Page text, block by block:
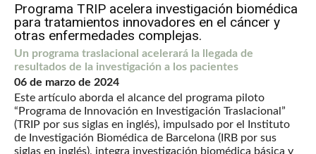
Programa TRIP acelera investigación biomédica
para tratamientos innovadores en el cáncer y
otras enfermedades complejas.
Un programa traslacional acelerará la llegada de
resultados de la investigación a los pacientes
06 de marzo de 2024
Este artículo aborda el alcance del programa piloto
“Programa de Innovación en Investigación Traslacional”
(TRIP por sus siglas en inglés), impulsado por el Instituto
de Investigación Biomédica de Barcelona (IRB por sus
siglas en inglés), integra investigación biomédica básica y